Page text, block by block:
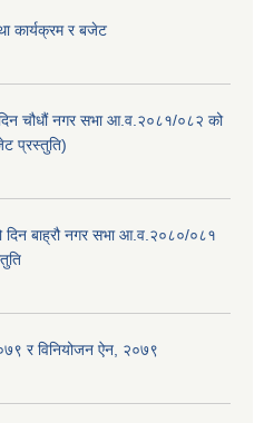
कार्यक्रम र बजेट
चौधौं नगर सभा आ.व.२०८१/०८२ को
प्रस्तुति)
बाह्रौ नगर सभा आ.व.२०८०/०८१
र विनियोजन ऐन, २०७९